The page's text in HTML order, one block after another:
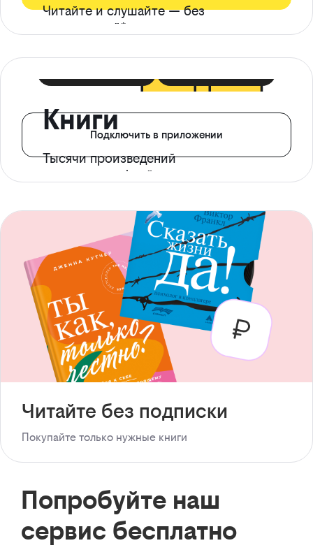
Читайте и слушайте — без
ограничений*
Книги
Тысячи произведений
с доступом офлайн
Подключить в приложении
Читайте без подписки
Покупайте только нужные книги
Попробуйте наш
сервис бесплатно